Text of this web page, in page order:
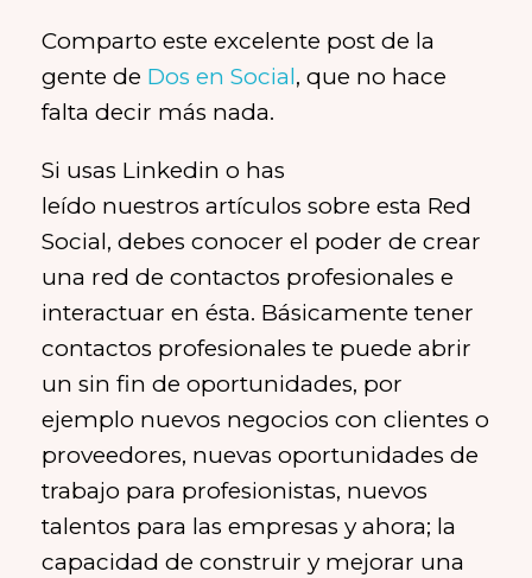
Comparto este excelente post de la
gente de Dos en Social, que no hace
falta decir más nada.
Si usas Linkedin o has
leído nuestros artículos sobre esta Red
Social, debes conocer el poder de crear
una red de contactos profesionales e
interactuar en ésta. Básicamente tener
contactos profesionales te puede abrir
un sin fin de oportunidades, por
ejemplo nuevos negocios con clientes o
proveedores, nuevas oportunidades de
trabajo para profesionistas, nuevos
talentos para las empresas y ahora; la
capacidad de construir y mejorar una